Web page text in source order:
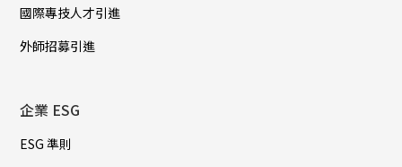
國際專技人才引進
外師招募引進
企業 ESG
ESG 準則